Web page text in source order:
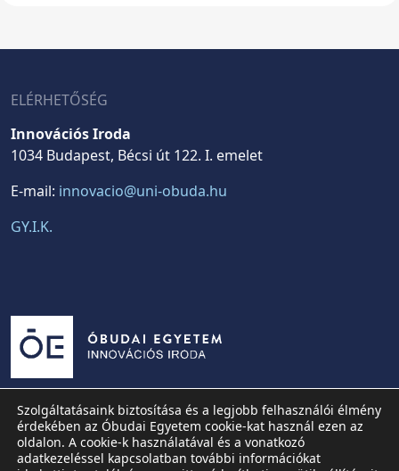
ELÉRHETŐSÉG
Innovációs Iroda
1034 Budapest, Bécsi út 122. I. emelet
E-mail: innovacio@uni-obuda.hu
GY.I.K.
Szolgáltatásaink biztosítása és a legjobb felhasználói élmény
érdekében az Óbudai Egyetem cookie-kat használ ezen az
oldalon. A cookie-k használatával és a vonatkozó
adatkezeléssel kapcsolatban további információkat